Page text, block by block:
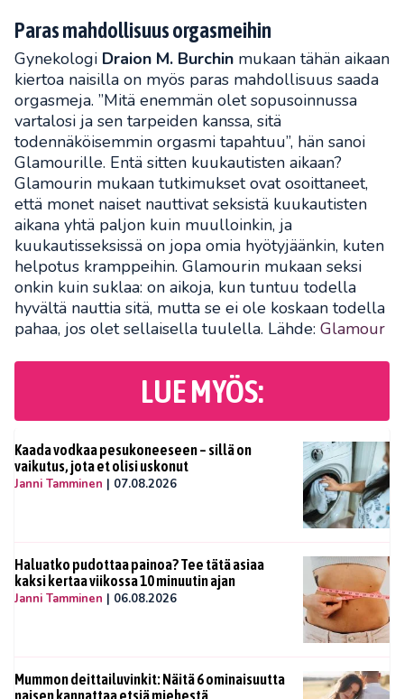
Paras mahdollisuus orgasmeihin
Gynekologi Draion M. Burchin mukaan tähän aikaan
kiertoa naisilla on myös paras mahdollisuus saada
orgasmeja. ”Mitä enemmän olet sopusoinnussa
vartalosi ja sen tarpeiden kanssa, sitä
todennäköisemmin orgasmi tapahtuu”, hän sanoi
Glamourille. Entä sitten kuukautisten aikaan?
Glamourin mukaan tutkimukset ovat osoittaneet,
että monet naiset nauttivat seksistä kuukautisten
aikana yhtä paljon kuin muulloinkin, ja
kuukautisseksissä on jopa omia hyötyjäänkin, kuten
helpotus kramppeihin. Glamourin mukaan seksi
onkin kuin suklaa: on aikoja, kun tuntuu todella
hyvältä nauttia sitä, mutta se ei ole koskaan todella
pahaa, jos olet sellaisella tuulella. Lähde: Glamour
LUE MYÖS:
Kaada vodkaa pesukoneeseen – sillä on
vaikutus, jota et olisi uskonut
Janni Tamminen | 07.08.2026
Haluatko pudottaa painoa? Tee tätä asiaa
kaksi kertaa viikossa 10 minuutin ajan
Janni Tamminen | 06.08.2026
Mummon deittailuvinkit: Näitä 6 ominaisuutta